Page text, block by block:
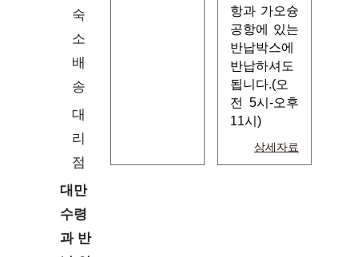
숙
소
배
송
대
리
점
대만
수령
과 반
항과 가오슝
공항에 있는
반납박스에
반납하셔도
됩니다.(오
전 5시-오후
11시)
상세자료